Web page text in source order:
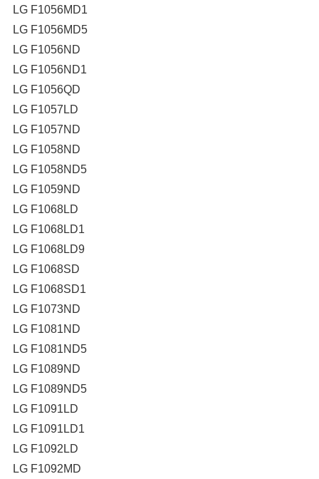
LG F1056MD1
LG F1056MD5
LG F1056ND
LG F1056ND1
LG F1056QD
LG F1057LD
LG F1057ND
LG F1058ND
LG F1058ND5
LG F1059ND
LG F1068LD
LG F1068LD1
LG F1068LD9
LG F1068SD
LG F1068SD1
LG F1073ND
LG F1081ND
LG F1081ND5
LG F1089ND
LG F1089ND5
LG F1091LD
LG F1091LD1
LG F1092LD
LG F1092MD